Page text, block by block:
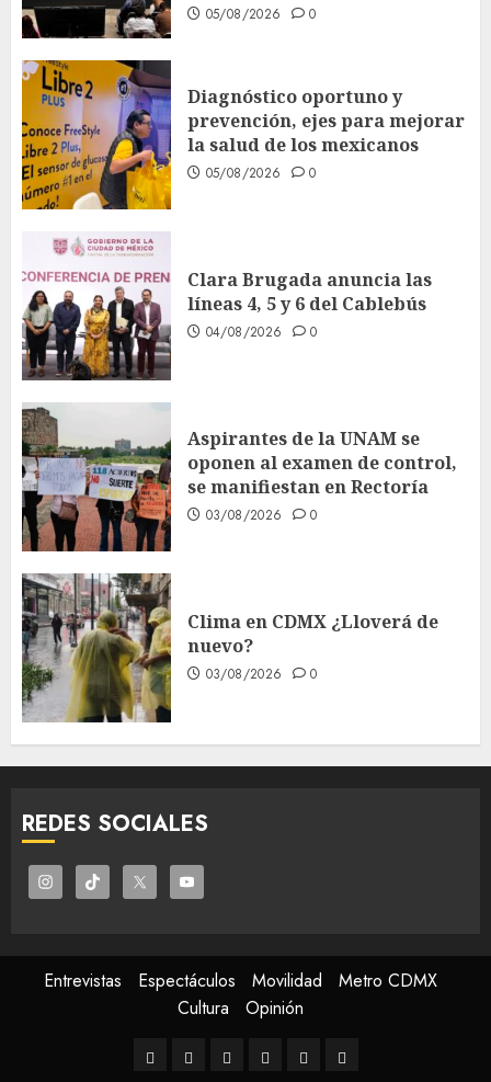
05/08/2026 0
Diagnóstico oportuno y
prevención, ejes para mejorar
la salud de los mexicanos
05/08/2026 0
Clara Brugada anuncia las
líneas 4, 5 y 6 del Cablebús
04/08/2026 0
Aspirantes de la UNAM se
oponen al examen de control,
se manifiestan en Rectoría
03/08/2026 0
Clima en CDMX ¿Lloverá de
nuevo?
03/08/2026 0
REDES SOCIALES
Entrevistas Espectáculos Movilidad
Metro CDMX
Cultura
Opinión
Entrevistas
Espectáculos
Movilidad
MetroCulturaOpinión